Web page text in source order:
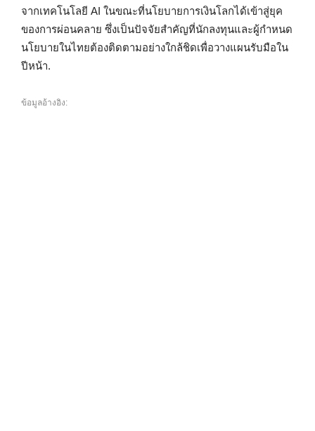
จากเทคโนโลยี AI ในขณะที่นโยบายการเงินโลกได้เข้าสู่ยุค
ของการผ่อนคลาย ซึ่งเป็นปัจจัยสำคัญที่นักลงทุนและผู้กำหนด
นโยบายในไทยต้องติดตามอย่างใกล้ชิดเพื่อวางแผนรับมือใน
ปีหน้า.
ข้อมูลอ้างอิง: